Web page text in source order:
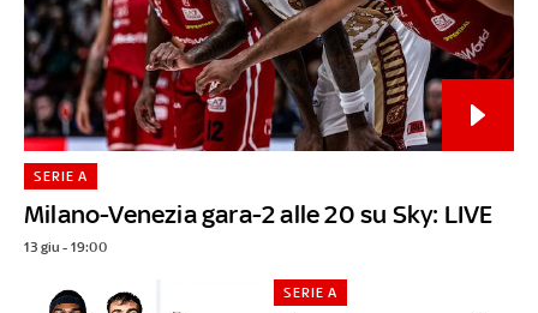
Milano-Venezia gara-2 alle 20 su Sky: LIVE
SERIE A
13 giu - 19:00
SERIE A